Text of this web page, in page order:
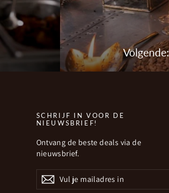
SCHRIJF IN VOOR DE
NIEUWSBRIEF!
Ontvang de beste deals via de
nieuwsbrief.
VUL
JE
MAILADRES